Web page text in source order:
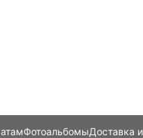
ФотоальбомыДоставка